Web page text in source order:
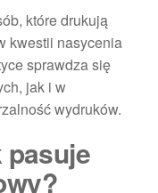
które drukują
kwestii nasycenia
sprawdza się
jak i w
wydruków.
pasuje